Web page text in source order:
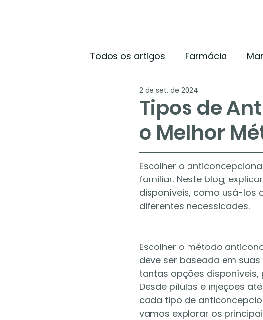
Todos os artigos Farmácia
Tipos de
o Melhor
2 de set. de 2024
Escolher o
familiar. Neste blog,
disponíveis, como usá-los
diferentes necessidades.
Escolher o método
deve ser baseada em
tantas opções disponíveis,
Desde pílulas e injeções
cada tipo de
vamos explorar os